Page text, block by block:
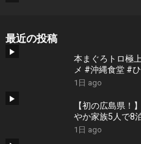
最近の投稿
本まぐろトロ極
メ #沖縄食堂 #
1日 ago
【初の広島県！
やか家族5人で8
風情溢れる尾道
1日 ago